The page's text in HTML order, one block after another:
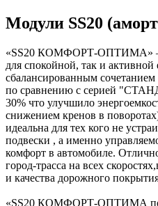
Модули SS20
«SS20 КОМФОРТ-ОПТИМА» —
для спокойной, так и активной
сбалансированным
по сравнению с серией
30% что улучшило
снижением кренов в
идеальна для тех кого не
подвески , а именно
комфорт в автомобиле.
город-трасса на всех
и качества дорожного
«SS20 КОМФОРТ-ОПТИМА